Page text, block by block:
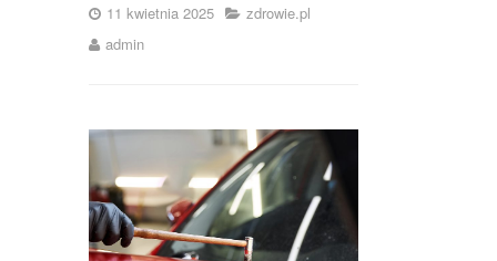
11 kwietnia 2025
zdrowie.pl
admin